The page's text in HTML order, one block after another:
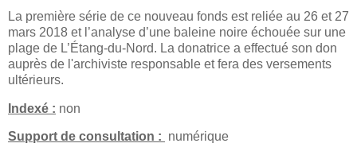
La première série de ce nouveau fonds est reliée au 26 et 27
mars 2018 et l’analyse d’une baleine noire échouée sur une
plage de L’Étang-du-Nord. La donatrice a effectué son don
auprès de l'archiviste responsable et fera des versements
ultérieurs.
Indexé : non
Support de consultation : numérique